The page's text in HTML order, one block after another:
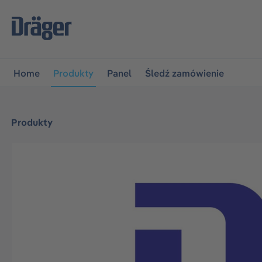
do głównej nawigacji
Home Produkty Panel Śledź zamówienie
Produkty